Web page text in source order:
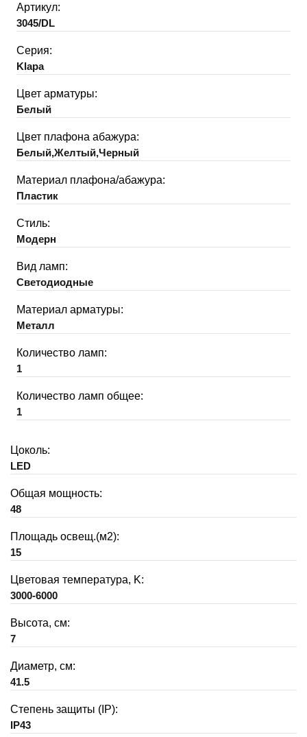
Артикул:
3045/DL
Серия:
Klapa
Цвет арматуры:
Белый
Цвет плафона абажура:
Белый,Желтый,Черный
Материал плафона/абажура:
Пластик
Стиль:
Модерн
Вид ламп:
Светодиодные
Материал арматуры:
Металл
Количество ламп:
1
Количество ламп общее:
1
Цоколь:
LED
Общая мощность:
48
Площадь освещ.(м2):
15
Цветовая температура, K:
3000-6000
Высота, см:
7
Диаметр, см:
41.5
Степень защиты (IP):
IP43